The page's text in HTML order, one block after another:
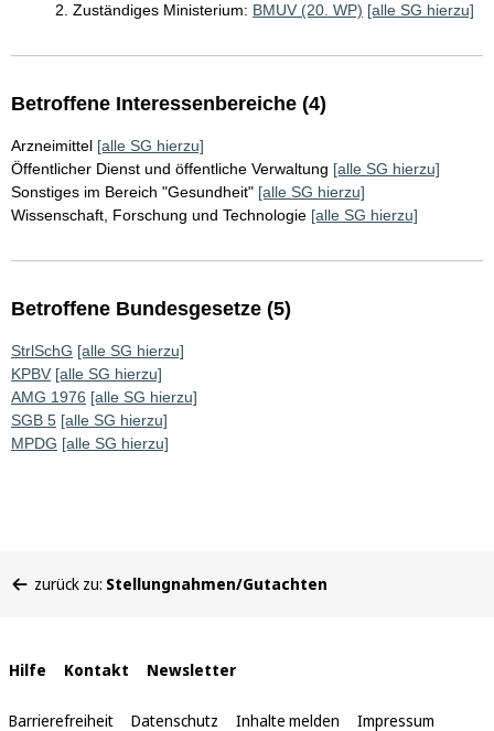
2. Zuständiges Ministerium: BMUV (20. WP) [alle SG hierzu]
Betroffene Interessenbereiche (4)
Arzneimittel [alle SG hierzu]
Öffentlicher Dienst und öffentliche Verwaltung [alle SG hierzu]
Sonstiges im Bereich "Gesundheit" [alle SG hierzu]
Wissenschaft, Forschung und Technologie [alle SG hierzu]
Betroffene Bundesgesetze (5)
StrlSchG [alle SG hierzu]
KPBV [alle SG hierzu]
AMG 1976 [alle SG hierzu]
SGB 5 [alle SG hierzu]
MPDG [alle SG hierzu]
befinden
zurück zu: Stellungnahmen/Gutachten
Interne
Links
Hilfe Kontakt Newsletter
Barrierefreiheit Datenschutz Inhalte melden Impressum